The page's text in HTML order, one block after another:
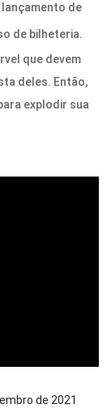
de
de bilheteria.
que devem
deles. Então,
explodir sua
de 2021